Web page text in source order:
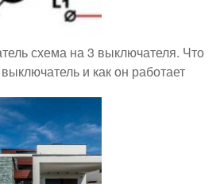
схема на 3 выключателя. Что
и как он работает